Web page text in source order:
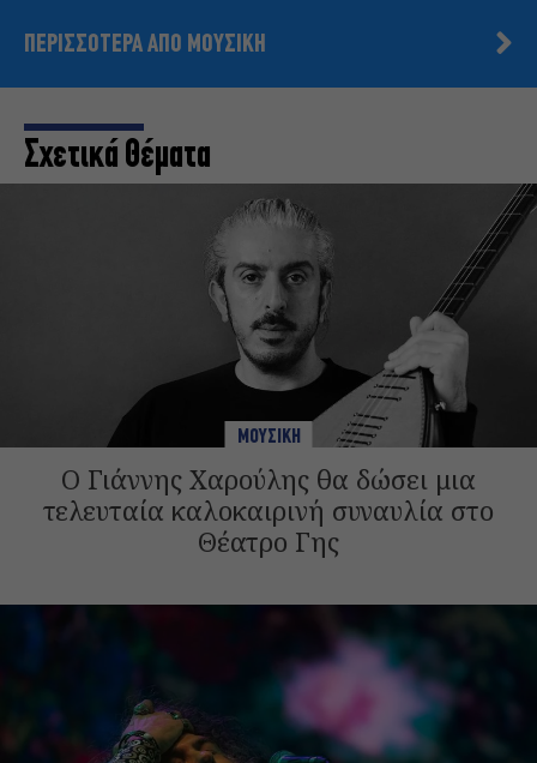
ΠΕΡΙΣΣΟΤΕΡΑ ΑΠΟ ΜΟΥΣΙΚΗ
Σχετικά Θέματα
ΜΟΥΣΙΚΗ
Ο Γιάννης Χαρούλης θα δώσει μια
τελευταία καλοκαιρινή συναυλία στο
Θέατρο Γης